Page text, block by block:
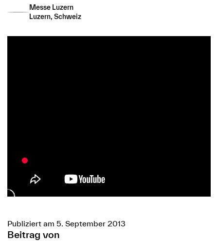
Messe Luzern
Luzern, Schweiz
Publiziert am 5. September 2013
Beitrag von